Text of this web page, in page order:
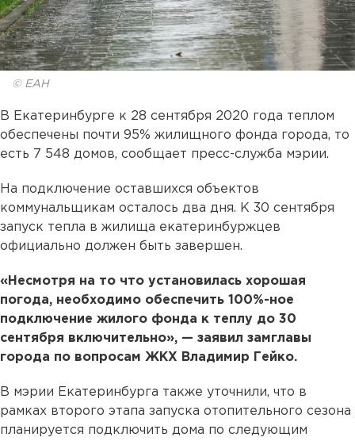
© ЕАН
В Екатеринбурге к 28 сентября 2020 года теплом
обеспечены почти 95% жилищного фонда города, то
есть 7 548 домов, сообщает пресс-служба мэрии.
На подключение оставшихся объектов
коммунальщикам осталось два дня. К 30 сентября
запуск тепла в жилища екатеринбуржцев
официально должен быть завершен.
«Несмотря на то что установилась хорошая
погода, необходимо обеспечить 100%-ное
подключение жилого фонда к теплу до 30
сентября включительно», — заявил замглавы
города по вопросам ЖКХ Владимир Гейко.
В мэрии Екатеринбурга также уточнили, что в
рамках второго этапа запуска отопительного сезона
планируется подключить дома по следующим